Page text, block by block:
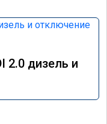
2.0 дизель и